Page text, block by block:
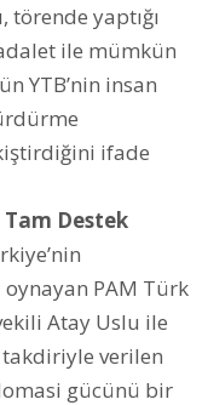
törende yaptığı
ile mümkün
YTB’nin insan
ifade
Destek
PAM Türk
Atay Uslu ile
verilen
gücünü bir